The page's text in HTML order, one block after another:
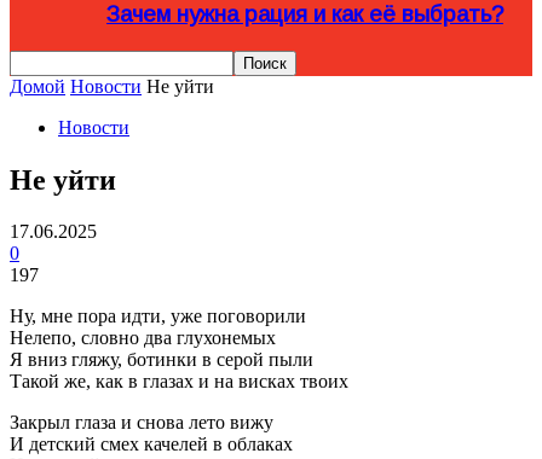
Зачем нужна рация и как её выбрать?
Домой Новости Не уйти
Новости
Не уйти
17.06.2025
0
197
Ну, мне пора идти, уже поговорили
Нелепо, словно два глухонемых
Я вниз гляжу, ботинки в серой пыли
Такой же, как в глазах и на висках твоих
Закрыл глаза и снова лето вижу
И детский смех качелей в облаках